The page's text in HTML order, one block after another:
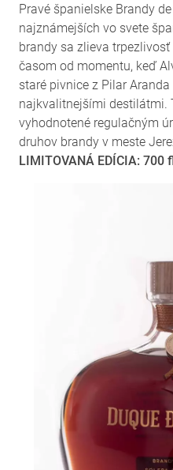
Kapcsolatba lépni
Pravé španielske Brandy
najznámejších vo svete
brandy sa zlieva
časom od momentu, keď
staré pivnice z Pilar
najkvalitnejšími destilátmi.
vyhodnotené regulačným
druhov brandy v meste
LIMITOVANÁ EDÍCIA: 700